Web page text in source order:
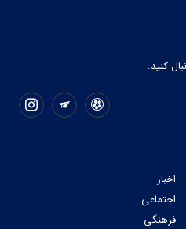
کنید.
اخبار
اجتماعی
فرهنگی